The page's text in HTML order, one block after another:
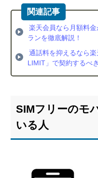
3.1.
月額
料金
を安
える
楽天
モバ
楽天モ
バイル
の料金
楽天モ
楽天会員なら月額料
ランを徹底解説！
通話料を抑えるなら
LIMIT」で契約するべ
SIMフリーのモ
いる人